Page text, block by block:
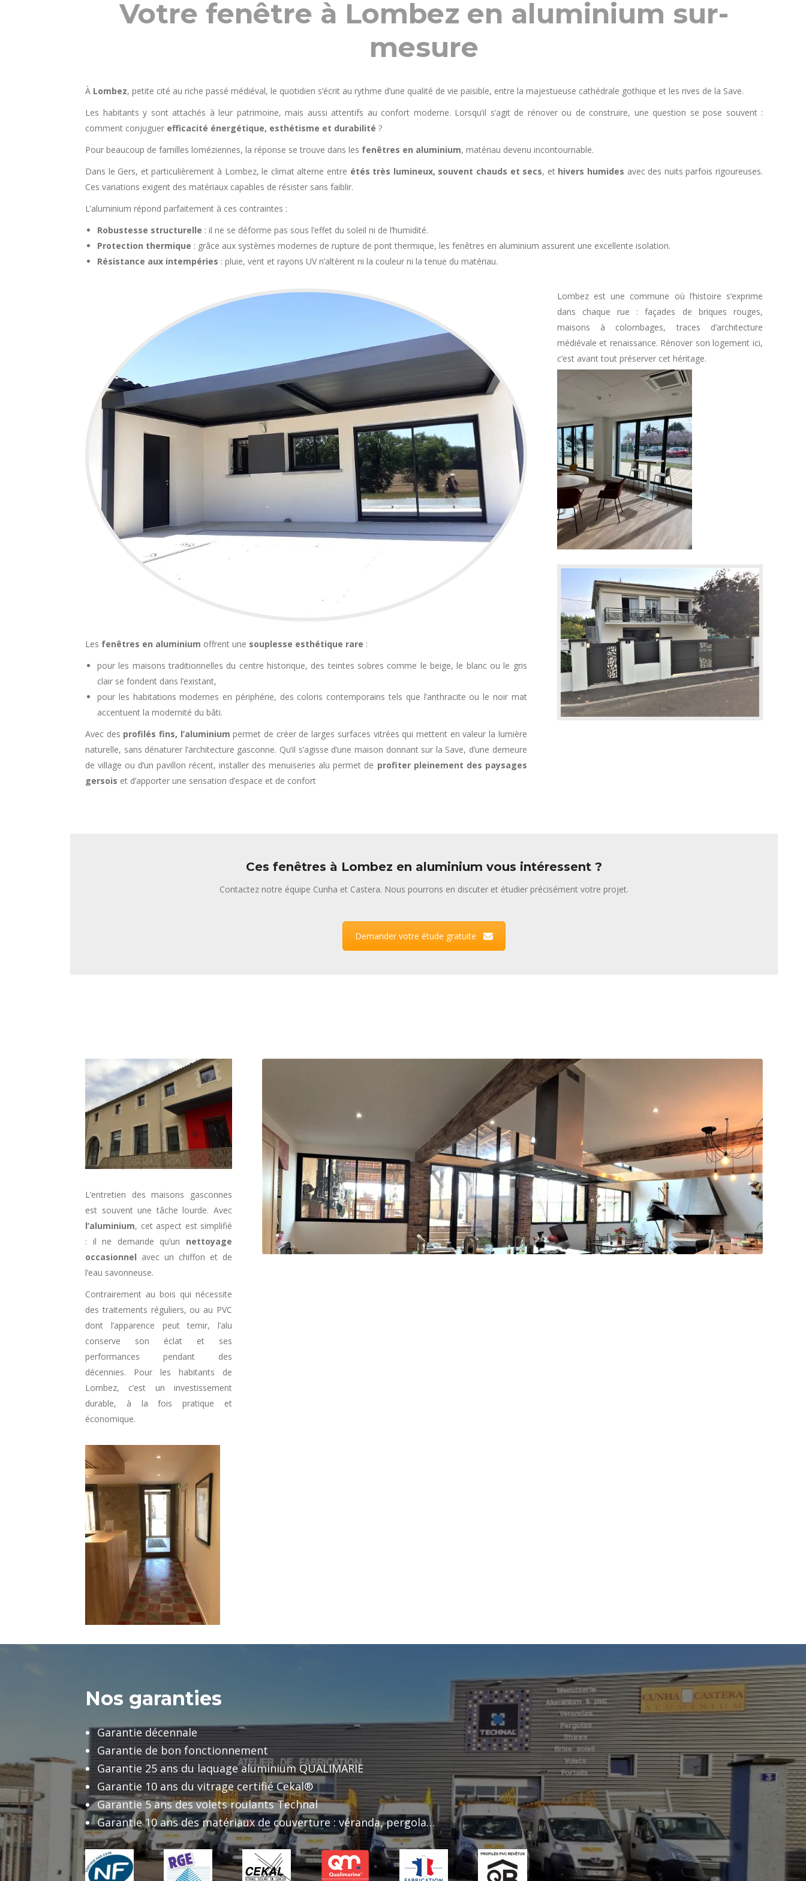
Votre fenêtre à Lombez en aluminium sur-
mesure
À Lombez, petite cité au riche passé médiéval, le quotidien s’écrit au rythme d’une qualité de vie paisible, entre la majestueuse cathédrale gothique et les rives de la Save.
Les habitants y sont attachés à leur patrimoine, mais aussi attentifs au confort moderne. Lorsqu’il s’agit de rénover ou de construire, une question se pose souvent :
comment conjuguer efficacité énergétique, esthétisme et durabilité ?
Pour beaucoup de familles loméziennes, la réponse se trouve dans les fenêtres en aluminium, matériau devenu incontournable.
Dans le Gers, et particulièrement à Lombez, le climat alterne entre étés très lumineux, souvent chauds et secs, et hivers humides avec des nuits parfois rigoureuses.
Ces variations exigent des matériaux capables de résister sans faiblir.
L’aluminium répond parfaitement à ces contraintes :
Robustesse structurelle : il ne se déforme pas sous l’effet du soleil ni de l’humidité.
Protection thermique : grâce aux systèmes modernes de rupture de pont thermique, les fenêtres en aluminium assurent une excellente isolation.
Résistance aux intempéries : pluie, vent et rayons UV n’altèrent ni la couleur ni la tenue du matériau.
Les fenêtres en aluminium offrent une souplesse esthétique rare :
pour les maisons traditionnelles du centre historique, des teintes sobres comme le beige, le blanc ou le gris
clair se fondent dans l’existant,
pour les habitations modernes en périphérie, des coloris contemporains tels que l’anthracite ou le noir mat
accentuent la modernité du bâti.
Avec des profilés fins, l’aluminium permet de créer de larges surfaces vitrées qui mettent en valeur la lumière
naturelle, sans dénaturer l’architecture gasconne. Qu’il s’agisse d’une maison donnant sur la Save, d’une demeure
de village ou d’un pavillon récent, installer des menuiseries alu permet de profiter pleinement des paysages
gersois et d’apporter une sensation d’espace et de confort
Lombez est une commune où l’histoire s’exprime
dans chaque rue : façades de briques rouges,
maisons à colombages, traces d’architecture
médiévale et renaissance. Rénover son logement ici,
c’est avant tout préserver cet héritage.
Ces fenêtres à Lombez en aluminium vous intéressent ?
Contactez notre équipe Cunha et Castera. Nous pourrons en discuter et étudier précisément votre projet.
Demander votre étude gratuite
L’entretien des maisons gasconnes
est souvent une tâche lourde. Avec
l’aluminium, cet aspect est simplifié
: il ne demande qu’un nettoyage
occasionnel avec un chiffon et de
l’eau savonneuse.
Contrairement au bois qui nécessite
des traitements réguliers, ou au PVC
dont l’apparence peut ternir, l’alu
conserve son éclat et ses
performances pendant des
décennies. Pour les habitants de
Lombez, c’est un investissement
durable, à la fois pratique et
économique.
Nos garanties
Garantie décennale
Garantie de bon fonctionnement
Garantie 25 ans du laquage aluminium QUALIMARIE
Garantie 10 ans du vitrage certifié Cekal®
Garantie 5 ans des volets roulants Technal
Garantie 10 ans des matériaux de couverture : véranda, pergola…